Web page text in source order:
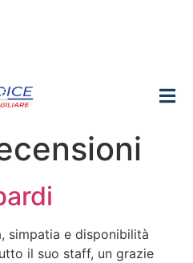
simpatia e disponibilità
il suo staff, un grazie